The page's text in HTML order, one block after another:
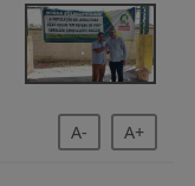
A- A+